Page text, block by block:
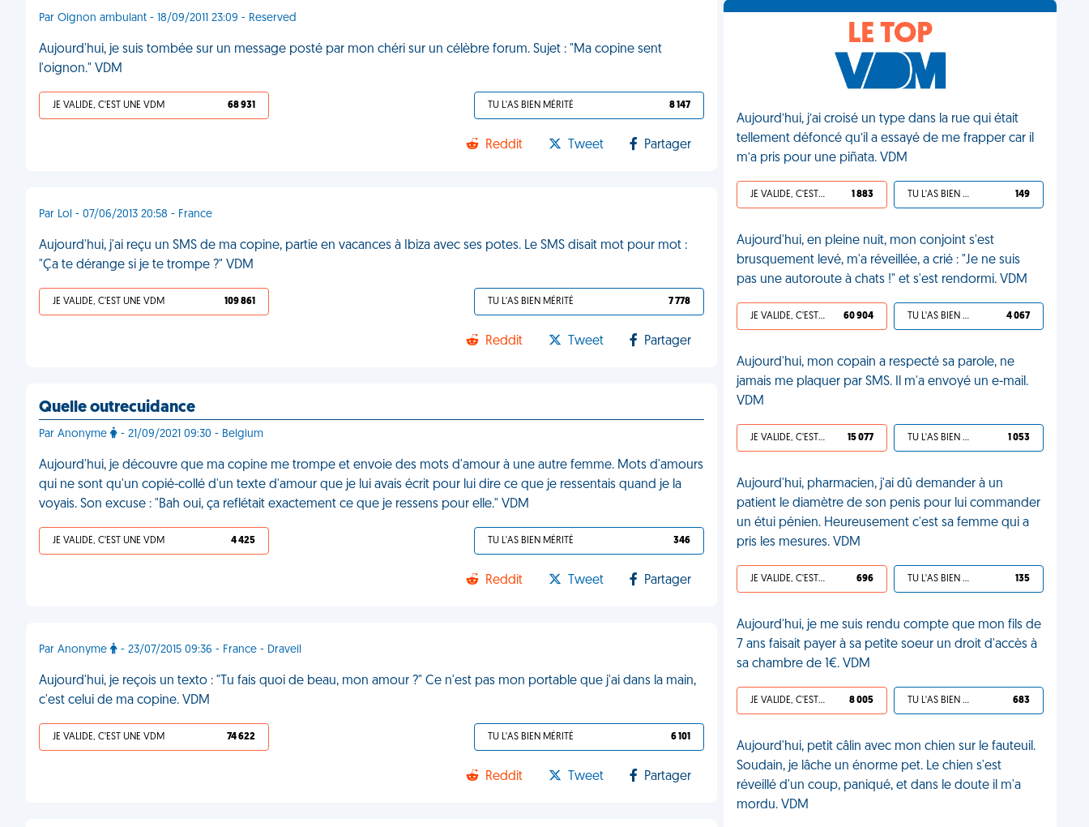
Par Oignon ambulant - 18/09/2011 23:09 - Reserved
Aujourd'hui, je suis tombée sur un message posté par mon chéri sur un célèbre forum. Sujet : "Ma copine sent
l'oignon." VDM
JE VALIDE, C'EST UNE VDM 68 931 TU L'AS BIEN MÉRITÉ 8 147
Reddit Tweet Partager
Par Lol - 07/06/2013 20:58 - France
Aujourd'hui, j'ai reçu un SMS de ma copine, partie en vacances à Ibiza avec ses potes. Le SMS disait mot pour mot :
"Ça te dérange si je te trompe ?" VDM
JE VALIDE, C'EST UNE VDM 109 861 TU L'AS BIEN MÉRITÉ 7 778
Reddit Tweet Partager
Quelle outrecuidance
Par Anonyme - 21/09/2021 09:30 - Belgium
Aujourd'hui, je découvre que ma copine me trompe et envoie des mots d'amour à une autre femme. Mots d'amours
qui ne sont qu'un copié-collé d'un texte d'amour que je lui avais écrit pour lui dire ce que je ressentais quand je la
voyais. Son excuse : "Bah oui, ça reflétait exactement ce que je ressens pour elle." VDM
JE VALIDE, C'EST UNE VDM 4 425 TU L'AS BIEN MÉRITÉ 346
Reddit Tweet Partager
Par Anonyme - 23/07/2015 09:36 - France - Draveil
Aujourd'hui, je reçois un texto : "Tu fais quoi de beau, mon amour ?" Ce n'est pas mon portable que j'ai dans la main,
c'est celui de ma copine. VDM
JE VALIDE, C'EST UNE VDM 74 622 TU L'AS BIEN MÉRITÉ 6 101
Reddit Tweet Partager
LE TOP
Aujourd’hui, j’ai croisé un type dans la rue qui était
tellement défoncé qu’il a essayé de me frapper car il
m’a pris pour une piñata. VDM
JE VALIDE, C'EST UNE VDM 1 883 TU L'AS BIEN MÉRITÉ 149
Aujourd'hui, en pleine nuit, mon conjoint s'est
brusquement levé, m'a réveillée, a crié : "Je ne suis
pas une autoroute à chats !" et s'est rendormi. VDM
JE VALIDE, C'EST UNE VDM 60 904 TU L'AS BIEN MÉRITÉ 4 067
Aujourd'hui, mon copain a respecté sa parole, ne
jamais me plaquer par SMS. Il m'a envoyé un e-mail.
VDM
JE VALIDE, C'EST UNE VDM 15 077 TU L'AS BIEN MÉRITÉ 1 053
Aujourd'hui, pharmacien, j'ai dû demander à un
patient le diamètre de son penis pour lui commander
un étui pénien. Heureusement c'est sa femme qui a
pris les mesures. VDM
JE VALIDE, C'EST UNE VDM 696 TU L'AS BIEN MÉRITÉ 135
Aujourd'hui, je me suis rendu compte que mon fils de
7 ans faisait payer à sa petite soeur un droit d'accès à
sa chambre de 1€. VDM
JE VALIDE, C'EST UNE VDM 8 005 TU L'AS BIEN MÉRITÉ 683
Aujourd'hui, petit câlin avec mon chien sur le fauteuil.
Soudain, je lâche un énorme pet. Le chien s'est
réveillé d'un coup, paniqué, et dans le doute il m'a
mordu. VDM